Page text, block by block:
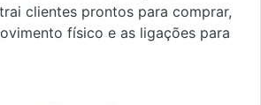
clientes prontos para comprar,
físico e as ligações para